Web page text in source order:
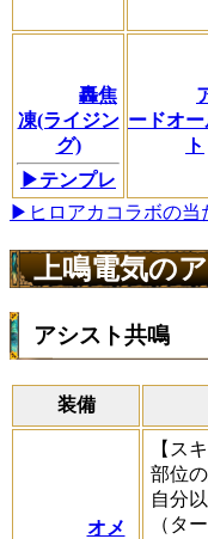
轟焦
凍(ライジン
グ)
▶テンプレ
ードオー
ト
▶ヒロアカコラボの当
上鳴電気の
アシスト共鳴
装備
オメ
【ス
部位
自分
（タ